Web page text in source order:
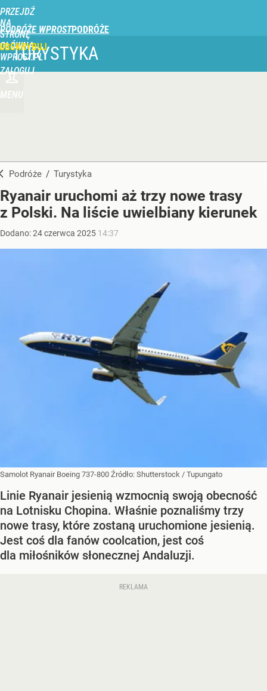
PRZEJDŹ
NA
STRONĘ
GŁÓWNĄ
WPROST.PL
PODRÓŻE WPROST
ZALOGUJ
MENU
TURYSTYKA
Podróże / Turystyka
Ryanair uruchomi aż trzy nowe trasy
z Polski. Na liście uwielbiany kierunek
Dodano:24czerwca 2025 14:37
Samolot Ryanair Boeing 737-800 Źródło: Shutterstock / Tupungato
Linie Ryanair jesienią wzmocnią swoją obecność
na Lotnisku Chopina. Właśnie poznaliśmy trzy
nowe trasy, które zostaną uruchomione jesienią.
Jest coś dla fanów coolcation, jest coś
dla miłośników słonecznej Andaluzji.